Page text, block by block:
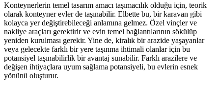
Konteynerlerin temel tasarım amacı taşımacılık olduğu için, teorik
olarak konteyner evler de taşınabilir. Elbette bu, bir karavan gibi
kolayca yer değiştirebileceği anlamına gelmez. Özel vinçler ve
nakliye araçları gerektirir ve evin temel bağlantılarının sökülüp
yeniden kurulması gerekir. Yine de, kiralık bir arazide yaşayanlar
veya gelecekte farklı bir yere taşınma ihtimali olanlar için bu
potansiyel taşınabilirlik bir avantaj sunabilir. Farklı arazilere ve
değişen ihtiyaçlara uyum sağlama potansiyeli, bu evlerin esnek
yönünü oluşturur.